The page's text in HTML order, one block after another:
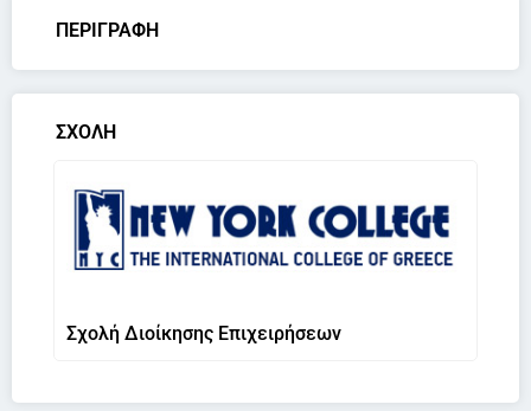
ΠΕΡΙΓΡΑΦΗ
ΣΧΟΛΗ
Σχολή Διοίκησης Επιχειρήσεων